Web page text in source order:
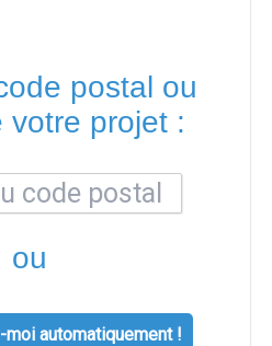
postal ou
votre projet :
ou
automatiquement !